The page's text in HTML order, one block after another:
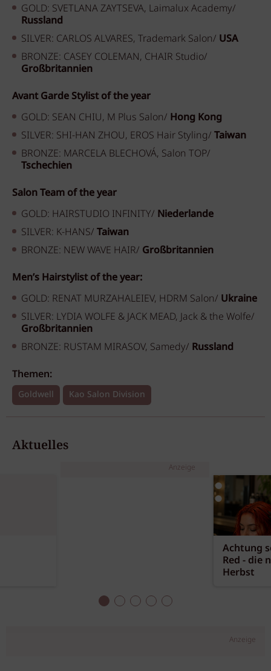
GOLD: SVETLANA ZAYTSEVA, Laimalux Academy/
Russland
SILVER: CARLOS ALVARES, Trademark Salon/ USA
BRONZE: CASEY COLEMAN, CHAIR Studio/
Großbritannien
Avant Garde Stylist of the year
GOLD: SEAN CHIU, M Plus Salon/ Hong Kong
SILVER: SHI-HAN ZHOU, EROS Hair Styling/ Taiwan
BRONZE: MARCELA BLECHOVÁ, Salon TOP/
Tschechien
Salon Team of the year
GOLD: HAIRSTUDIO INFINITY/ Niederlande
SILVER: K-HANS/ Taiwan
BRONZE: NEW WAVE HAIR/ Großbritannien
Men’s Hairstylist of the year:
GOLD: RENAT MURZAHALEIEV, HDRM Salon/ Ukraine
SILVER: LYDIA WOLFE & JACK MEAD, Jack & the Wolfe/
Großbritannien
BRONZE: RUSTAM MIRASOV, Samedy/ Russland
Themen:
Goldwell Kao Salon Division
Aktuelles
Anzeige
Achtung
Red - die
Herbst
Anzeige